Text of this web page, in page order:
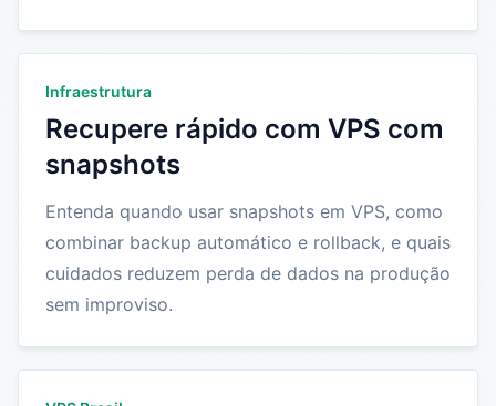
Infraestrutura
Recupere rápido com VPS com
snapshots
Entenda quando usar snapshots em VPS, como
combinar backup automático e rollback, e quais
cuidados reduzem perda de dados na produção
sem improviso.